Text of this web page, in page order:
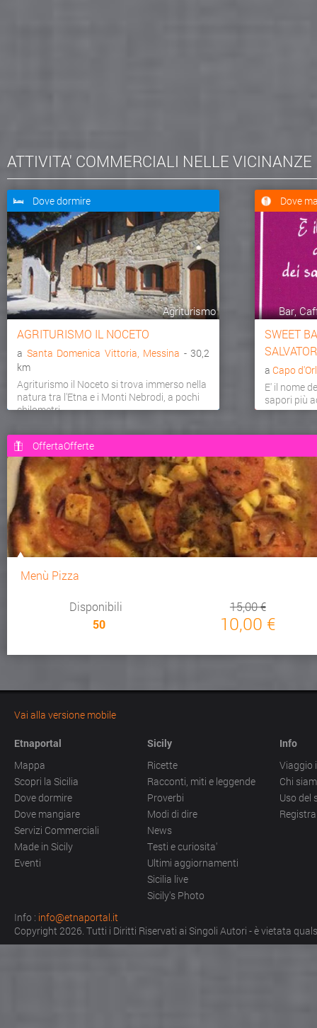
ATTIVITA' COMMERCIALI NELLE VICINANZE
Dove dormire
Agriturismo
AGRITURISMO IL NOCETO
a Santa Domenica Vittoria, Messina - 30,2
km
Agriturismo il Noceto si trova immerso nella
natura tra l'Etna e i Monti Nebrodi, a pochi
chilometri...
Dove
Bar,
SWEET
a Capo
E' il nome
sapori più
OffertaOfferte
Menù Pizza
Disponibili
50
15,00 €
10,00 €
Vai alla versione mobile
Etnaportal
Mappa
Scopri la Sicilia
Dove dormire
Dove mangiare
Servizi Commerciali
Made in Sicily
Eventi
Sicily
Ricette
Racconti, miti e leggende
Proverbi
Modi di dire
News
Testi e curiosita'
Ultimi aggiornamenti
Sicilia live
Sicily's Photo
Info
Viaggio
Chi
Uso del
Info : info@etnaportal.it
Copyright 2026. Tutti i Diritti Riservati ai Singoli Autori - è vietata